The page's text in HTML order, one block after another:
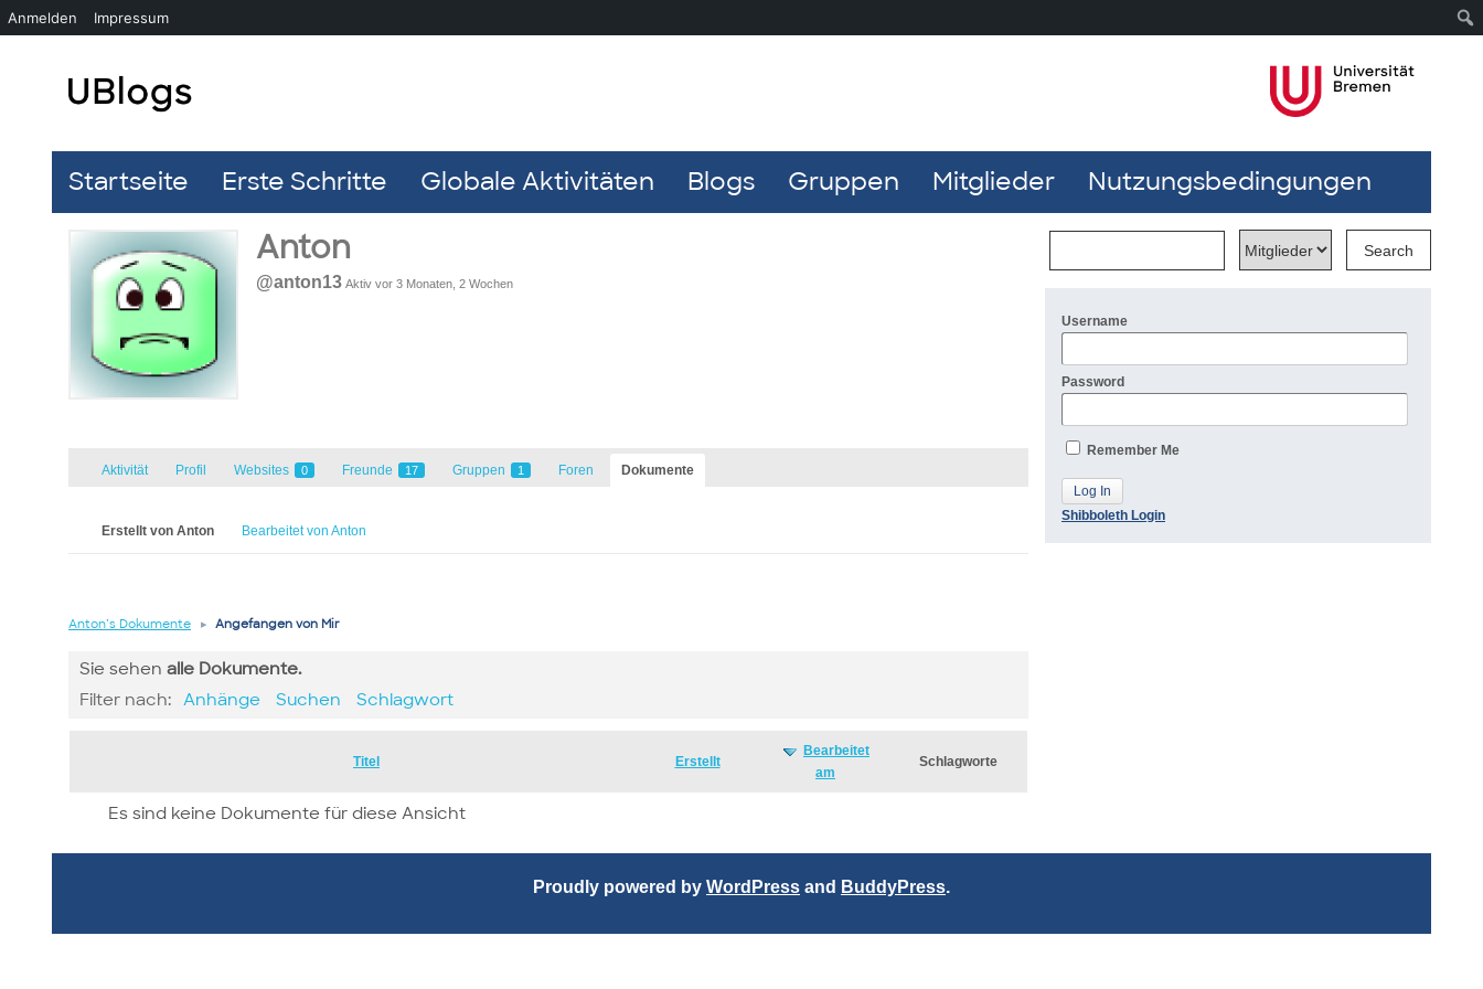
Startseite Erste Schritte Globale Aktivitäten Blogs Gruppen Mitglieder Nutzungsbedingungen
Anton
@anton13 Aktiv vor 3 Monaten, 2 Wochen
Aktivität Profil Websites 0 Freunde 17 Gruppen 1 Foren Dokumente
Erstellt von Anton Bearbeitet von Anton
Anton’s Dokumente ▸ Angefangen von Mir
Sie sehen alle Dokumente.
Filter nach: Anhänge Suchen Schlagwort
Titel Erstellt
Bearbeitet
am
Schlagworte
Es sind keine Dokumente für diese Ansicht
Username
Password
Remember Me
Shibboleth Login
Proudly powered by WordPress and BuddyPress.
Anmelden Impressum